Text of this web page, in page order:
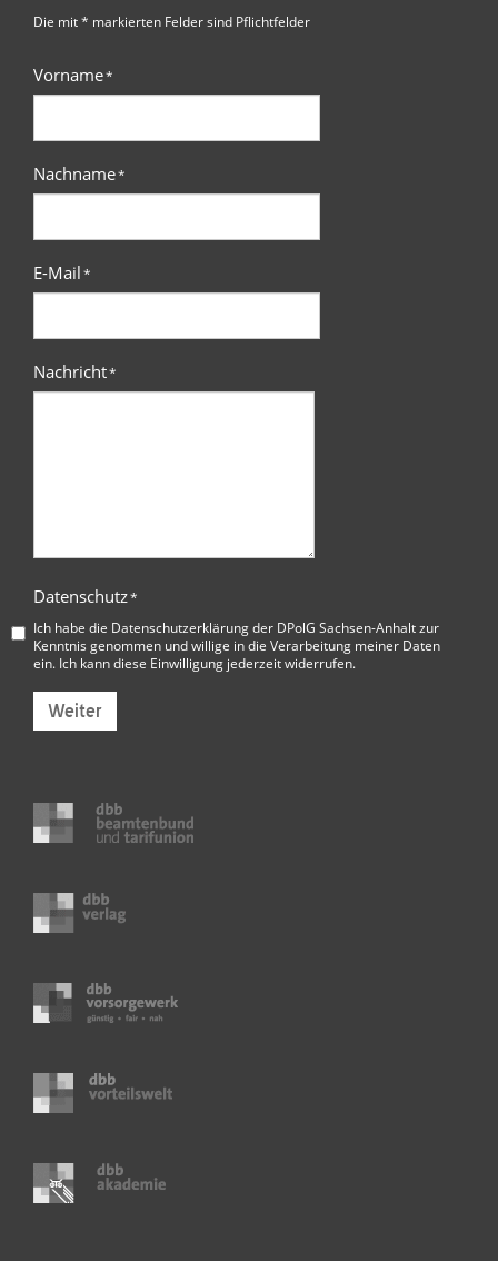
Die mit * markierten Felder sind Pflichtfelder
Vorname*
Nachname*
E-Mail*
Nachricht*
Datenschutz*
Ich habe die Datenschutzerklärung der DPolG Sachsen-Anhaltzur
Kenntnis genommen und willige in die Verarbeitung meiner Daten
ein. Ich kann diese Einwilligung jederzeit widerrufen.
Weiter